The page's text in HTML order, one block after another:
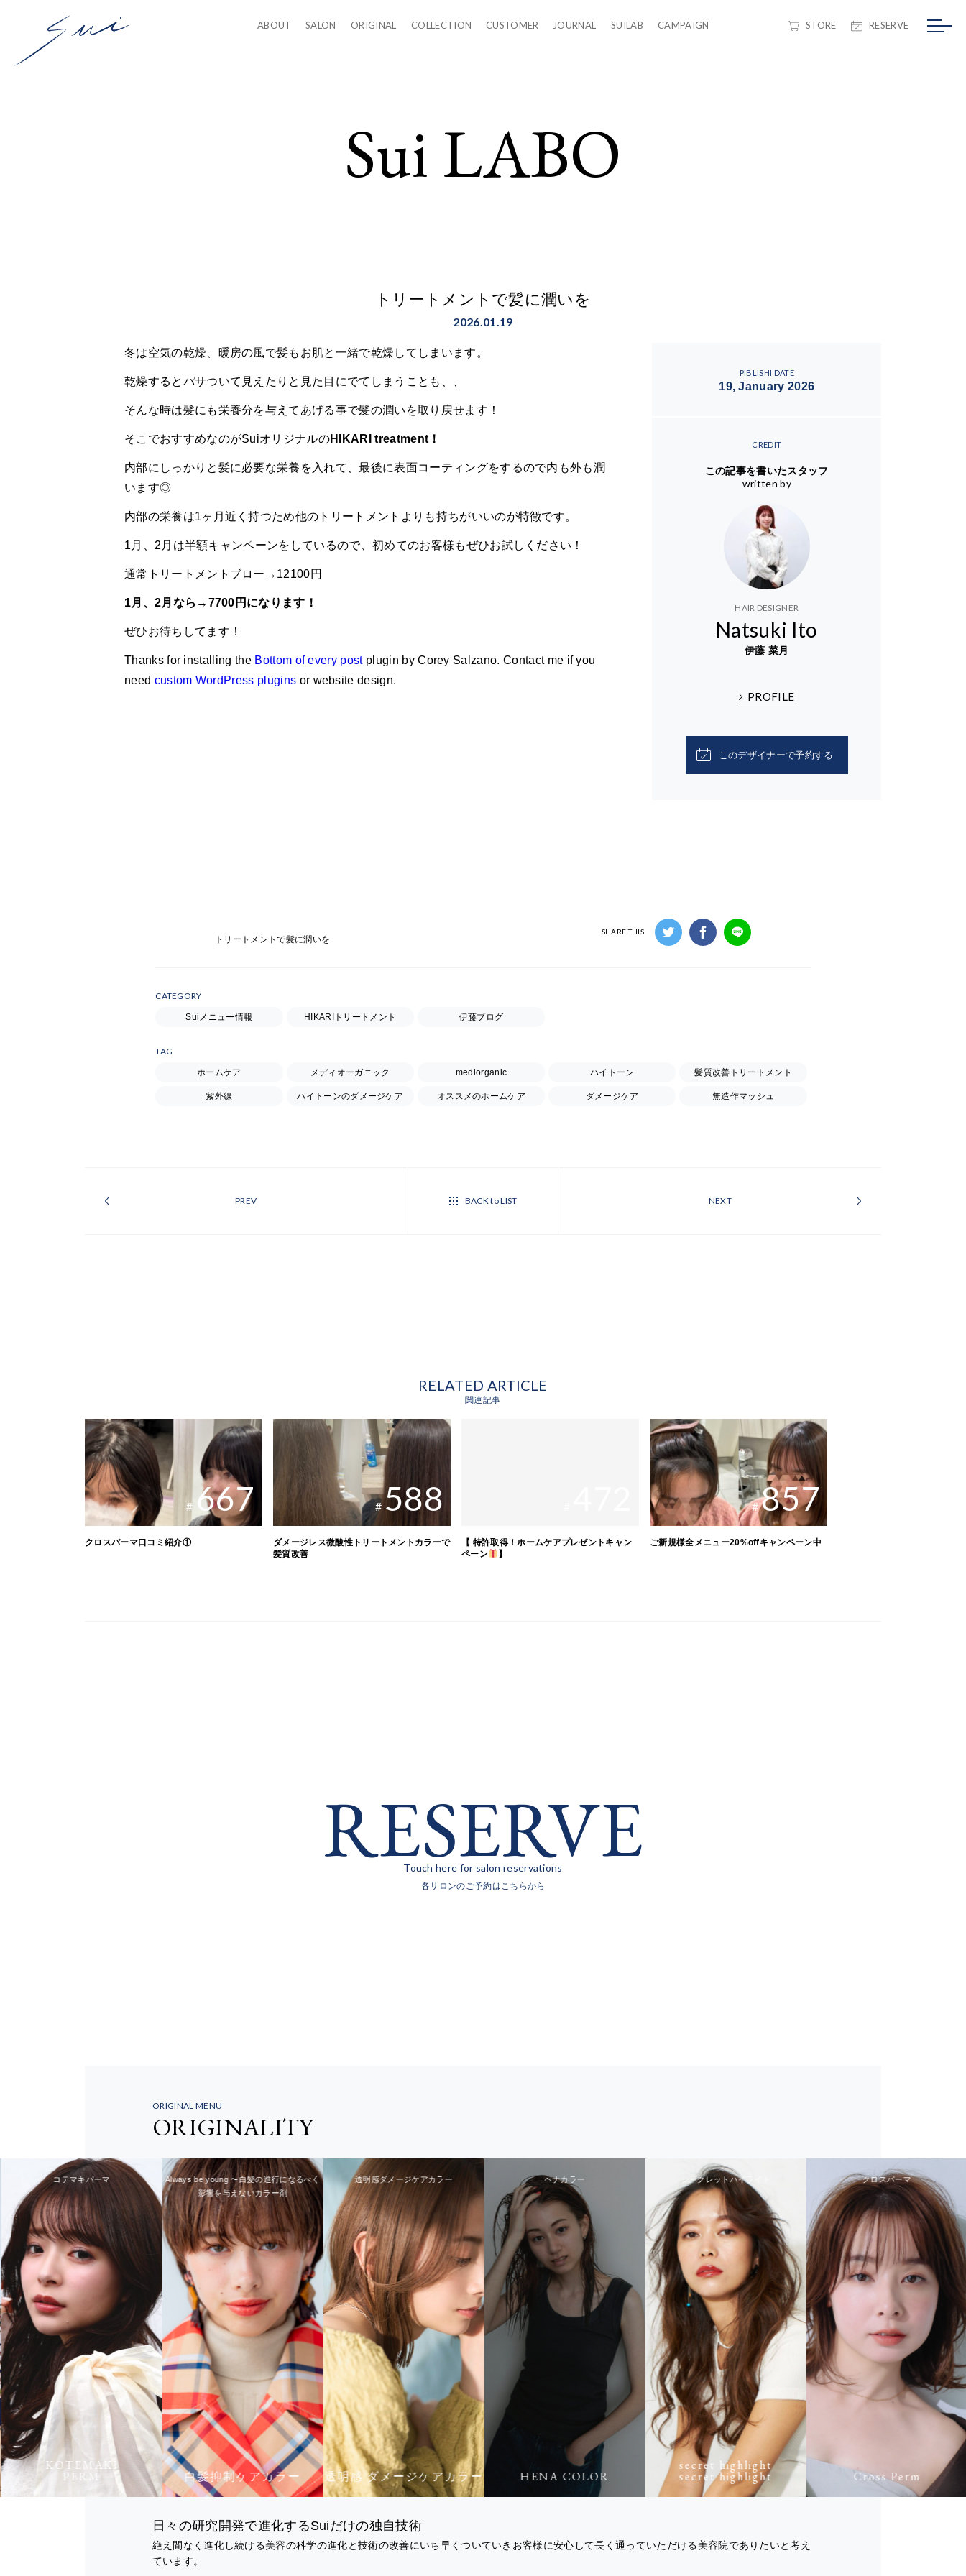
ABOUT SALON ORIGINAL COLLECTION CUSTOMER JOURNAL SUILAB CAMPAIGN STORE RESERVE
Sui LABO
トリートメントで髪に潤いを
2026.01.19
冬は空気の乾燥、暖房の風で髪もお肌と一緒で乾燥してしまいます。
乾燥するとパサついて見えたりと見た目にでてしまうことも、、
そんな時は髪にも栄養分を与えてあげる事で髪の潤いを取り戻せます！
そこでおすすめなのがSuiオリジナルのHIKARI treatment！
内部にしっかりと髪に必要な栄養を入れて、最後に表面コーティングをするので内も外も潤
います◎
内部の栄養は1ヶ月近く持つため他のトリートメントよりも持ちがいいのが特徴です。
1月、2月は半額キャンペーンをしているので、初めてのお客様もぜひお試しください！
通常トリートメントブロー→12100円
1月、2月なら→7700円になります！
ぜひお待ちしてます！
Thanks for installing the Bottom of every postplugin by Corey Salzano. Contact me if you
need custom WordPress plugins or website design.
PIBLISHI DATE
19, January 2026
CREDIT
この記事を書いたスタッフ
written by
HAIR DESIGNER
Natsuki Ito
伊藤 菜月
PROFILE
このデザイナーで予約する
トリートメントで髪に潤いを
SHARE THIS
CATEGORY
Suiメニュー情報 HIKARIトリートメント 伊藤ブログ
TAG
ホームケア メディオーガニック mediorganic ハイトーン 髪質改善トリートメント
紫外線 ハイトーンのダメージケア オススメのホームケア ダメージケア 無造作マッシュ
PREV BACK to LIST NEXT
RELATED ARTICLE
関連記事
# 667
クロスパーマ口コミ紹介①
# 588
ダメージレス微酸性トリートメントカラーで
髪質改善
【 特許取得！ホームケアプレゼントキャン
ペーン
】
# 857
ご新規様全メニュー20%offキャンペーン中
RESERVE
Touch here for salon reservations
各サロンのご予約はこちらから
ORIGINAL MENU
ORIGINALITY
コテマキパーマ
KOTEMAKI
PERM
Always be young 〜白髪の進行になるべく
影響を与えないカラー剤
白髪抑制ケアカラー
透明感ダメージケアカラー
透明感 ダメージケアカラー
ヘナカラー
HENA COLOR
シークレットハイライト
secret highlight
secret highlight
クロスパーマ
Cross Perm
日々の研究開発で進化するSuiだけの独自技術
絶え間なく進化し続ける美容の科学の進化と技術の改善にいち早くついていきお客様に安心して長く通っていただける美容院でありたいと考え
ています。